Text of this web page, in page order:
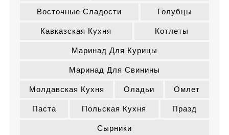
Восточные Сладости Голубцы
Кавказская Кухня Котлеты
Маринад Для Курицы
Маринад Для Свинины
Молдавская Кухня Оладьи Омлет
Паста Польская Кухня Празд
Сырники